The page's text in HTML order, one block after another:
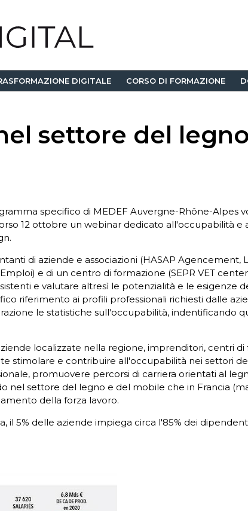
DIGITALE CORSO DI FORMAZIONE
settore del
specifico di MEDEF Auvergne-Rhône-Alpes
12 ottobre un webinar dedicato all'occupabilità
di aziende e associazioni (HASAP Agencement,
e di un centro di formazione (SEPR VET
e valutare altresì le potenzialità e le esigenze
riferimento ai profili professionali richiesti dalle
le statistiche sull'occupabilità, indentificando
localizzate nella regione, imprenditori, centri
stimolare e contribuire all'occupabilità nei settori
promuovere percorsi di carriera orientati al
nel settore del legno e del mobile che in Francia
della forza lavoro.
il 5% delle aziende impiega circa l'85% dei